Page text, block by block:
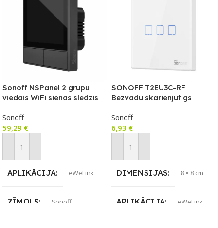
Sonoff NSPanel 2 grupu
viedais WiFi sienas slēdzis
viedās ainas slēdža funkciju
Sonoff
59,29 €
Pievienot Grozam
APLIKĀCIJA eWeLink
ZĪMOLS Sonoff
SONOFF T2EU3C-RF
Bezvadu skārienjutīgs
Sonoff
6,93 €
Pievienot Grozam
DIMENSIJAS 8 × 8 cm
APLIKĀCIJA eWeLink